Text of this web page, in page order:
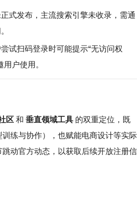
式发布，主流搜索引擎未收录，需通
尝试扫码登录时可能提示“无访问权
户使用。
区 和 垂直领域工具 的双重定位，既
练与协作），也赋能电商设计等实际
动官方动态，以获取后续开放注册信